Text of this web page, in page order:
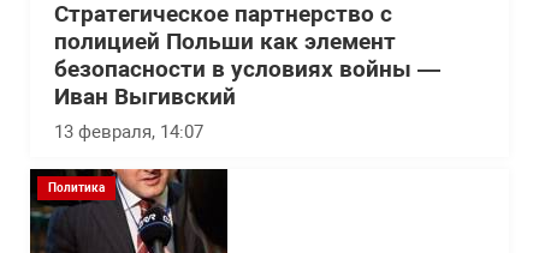
Стратегическое партнерство с
полицией Польши как элемент
безопасности в условиях войны —
Иван Выгивский
13 февраля, 14:07
Политика